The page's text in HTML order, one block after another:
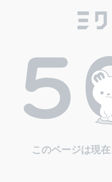
このページは現